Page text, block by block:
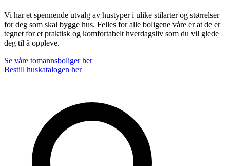
Vi har et spennende utvalg av hustyper i ulike stilarter og størrelser
for deg som skal bygge hus. Felles for alle boligene våre er at de er
tegnet for et praktisk og komfortabelt hverdagsliv som du vil glede
deg til å oppleve.
Se våre tomannsboliger her
Bestill huskatalogen her